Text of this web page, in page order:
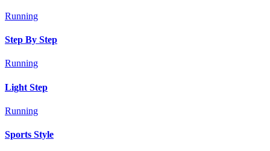
Running
Step By Step
Running
Light Step
Running
Sports Style